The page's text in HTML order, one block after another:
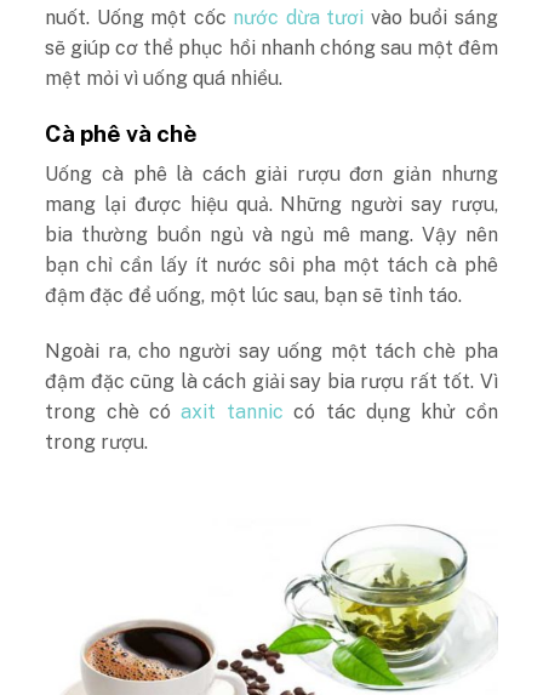
nuốt. Uống một cốc nước dừa tươi vào buổi sáng
sẽ giúp cơ thể phục hồi nhanh chóng sau một đêm
mệt mỏi vì uống quá nhiều.
Cà phê và chè
Uống cà phê là cách giải rượu đơn giản nhưng
mang lại được hiệu quả. Những người say rượu,
bia thường buồn ngủ và ngủ mê mang. Vậy nên
bạn chỉ cần lấy ít nước sôi pha một tách cà phê
đậm đặc để uống, một lúc sau, bạn sẽ tỉnh táo.
Ngoài ra, cho người say uống một tách chè pha
đậm đặc cũng là cách giải say bia rượu rất tốt. Vì
trong chè cóaxit tannic có tác dụng khử cồn
trong rượu.